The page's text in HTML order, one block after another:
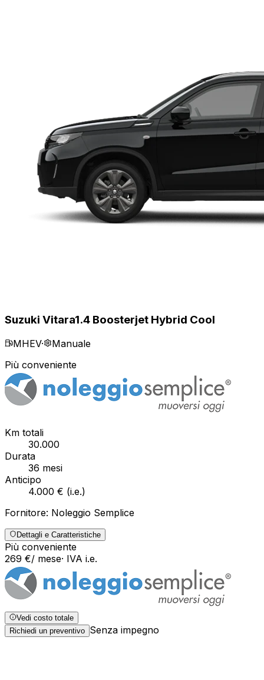
Suzuki Vitara1.4 Boosterjet Hybrid Cool
MHEV·
Manuale
Più conveniente
Km totali
30.000
Durata
36 mesi
Anticipo
4.000 € (i.e.)
Fornitore: Noleggio Semplice
Dettagli e Caratteristiche
Più conveniente
269 €/ mese· IVA i.e.
Vedi costo totale
Richiedi un preventivo Senza impegno